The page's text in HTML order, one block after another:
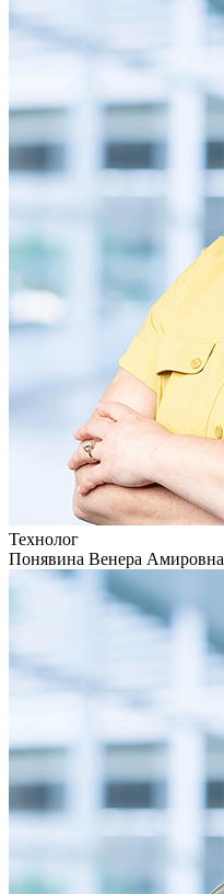
Технолог
Понявина Венера Амировна